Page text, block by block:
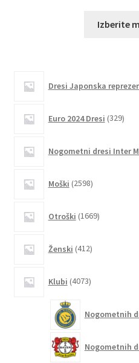
Izberite
Dresi Japonska
Euro 2024 Dresi 329
Nogometni dresi Inter
Moški 2598izdelkov
Otroški 1669izdelkov
Ženski 412izdelkov
Klubi 4073izdelkov
Nogometnih
Nogometnih